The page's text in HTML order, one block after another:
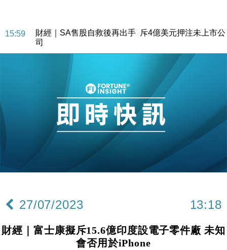
15:59
財經｜SA售股自救後再出手 斥4億美元押注未上市公
司
財經｜精星香港夥菜鳥拓全球智慧倉儲市場 加快海外
地產｜大酒店中期轉賺2300萬元 斥21億翻新香港及
國際｜特朗普赴洛杉磯高球場活動前 男子攜槍彈被捕
12:30
財經｜香港7月PMI回落至51 企業擴張放慢兼縮減人
財經｜黑石傳再籌逾360億美元 支援Anthropic租用
18:15
本地｜新世界K11 9月升級會員制度 增鉑金卡級別鎖
17:40
財經｜本港6月零售額連升14個月 珠寶鐘錶銷售升勢
27/07/2023 13:18
財經｜富士康擬斥15.6億印度設電子零件廠 未知
會否用於iPhone